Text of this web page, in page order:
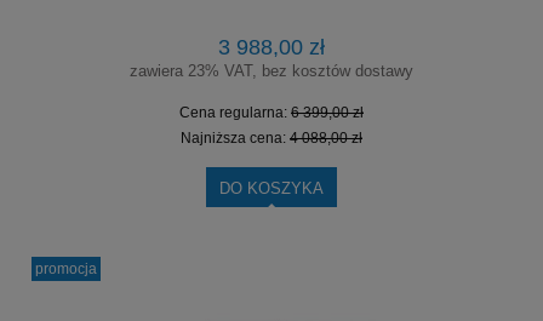
3 988,00 zł
zawiera 23% VAT, bez kosztów dostawy
Cena regularna: 6 399,00 zł
Najniższa cena: 4 088,00 zł
DO KOSZYKA
promocja